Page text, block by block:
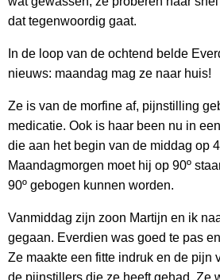
dat tegenwoordig gaat.
In de loop van de ochtend belde
nieuws: maandag mag ze naar huis!
Ze is van de morfine af, pijnstilling
medicatie. Ook is haar been nu in
die aan het begin van de middag op
Maandagmorgen moet hij op 90º
90º gebogen kunnen worden.
Vanmiddag zijn zoon Martijn en ik
gegaan. Everdien was goed te pas
Ze maakte een fitte indruk en de pijn
de pijnstillers die ze heeft gehad. Ze